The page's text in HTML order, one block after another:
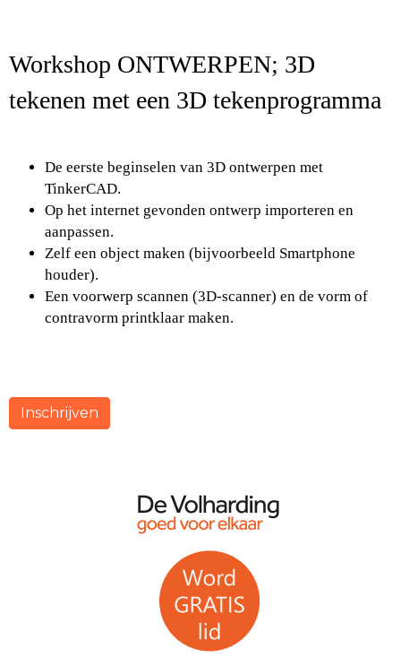
Workshop ONTWERPEN; 3D
tekenen met een 3D tekenprogramma
De eerste beginselen van 3D ontwerpen met
TinkerCAD.
Op het internet gevonden ontwerp importeren en
aanpassen.
Zelf een object maken (bijvoorbeeld Smartphone
houder).
Een voorwerp scannen (3D-scanner) en de vorm of
contravorm printklaar maken.
Inschrijven